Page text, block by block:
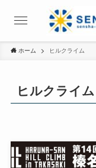
ホーム ヒルクライム
ヒルクライム